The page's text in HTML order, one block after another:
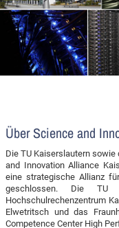
Über Science and
Die TU Kaiserslautern
and Innovation Alliance
eine strategische Allianz
geschlossen. Die TU
Hochschulrechenzentrum
Elwetritsch und das
Competence Center High